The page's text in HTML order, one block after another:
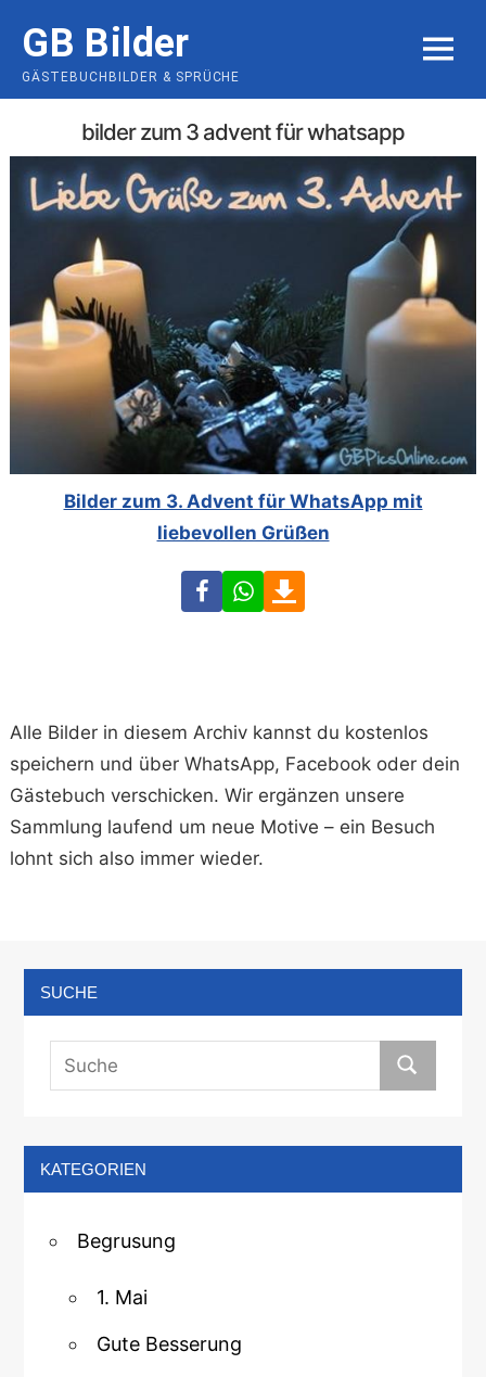
content
GB Bilder
GÄSTEBUCHBILDER & SPRÜCHE
MENU
bilder zum 3 advent für whatsapp
Bilder zum 3. Advent für WhatsApp mit
liebevollen Grüßen
FacebookWhatsApp
Alle Bilder in diesem Archiv kannst du kostenlos
speichern und über WhatsApp, Facebook oder dein
Gästebuch verschicken. Wir ergänzen unsere
Sammlung laufend um neue Motive – ein Besuch
lohnt sich also immer wieder.
SUCHE
KATEGORIEN
Begrusung
1. Mai
Gute Besserung